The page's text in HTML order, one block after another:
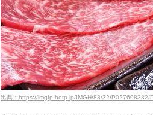
出典：https://imgfp.hotp.jp/IMGH/83/32/P027608332/